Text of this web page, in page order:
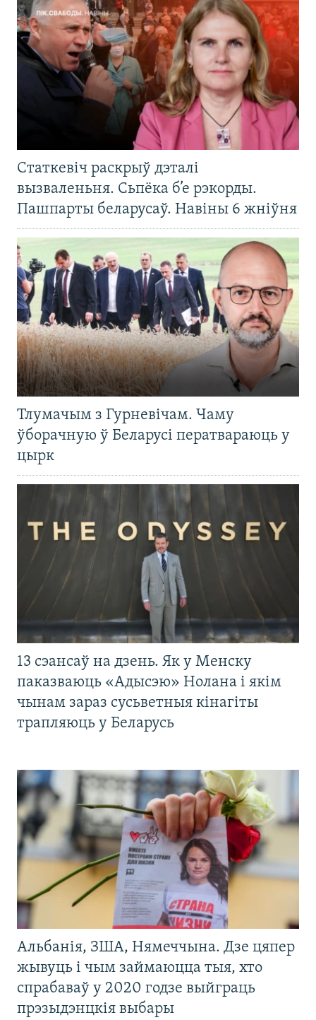
Статкевіч раскрыў дэталі
вызваленьня. Сьпёка б’е рэкорды.
Пашпарты беларусаў. Навіны 6 жніўня
Тлумачым з Гурневічам. Чаму
ўборачную ў Беларусі ператвараюць у
цырк
13 сэансаў на дзень. Як у Менску
паказваюць «Адысэю» Нолана і якім
чынам зараз сусьветныя кінагіты
трапляюць у Беларусь
Альбанія, ЗША, Нямеччына. Дзе цяпер
жывуць і чым займаюцца тыя, хто
спрабаваў у 2020 годзе выйграць
прэзыдэнцкія выбары